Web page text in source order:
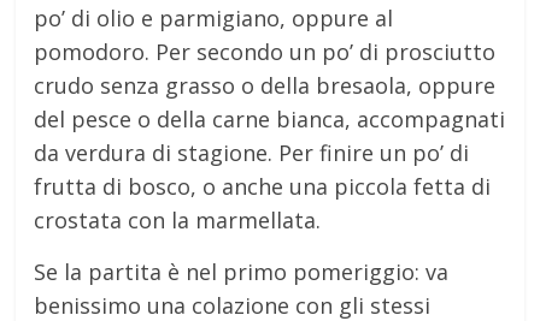
po’ di olio e parmigiano, oppure al
pomodoro. Per secondo un po’ di prosciutto
crudo senza grasso o della bresaola, oppure
del pesce o della carne bianca, accompagnati
da verdura di stagione. Per finire un po’ di
frutta di bosco, o anche una piccola fetta di
crostata con la marmellata.
Se la partita è nel primo pomeriggio: va
benissimo una colazione con gli stessi